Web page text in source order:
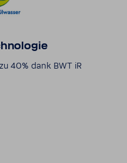
40% dank BWT iR